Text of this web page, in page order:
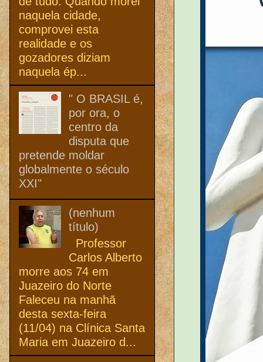
naquela cidade,
comprovei esta
realidade e os
gozadores diziam
naquela ép...
" O BRASIL é,
por ora, o
centro da
disputa que
pretende moldar
globalmente o século
XXI"
(nenhum
título)
Professor
Carlos Alberto
morre aos 74 em
Juazeiro do Norte
Faleceu na manhã
desta sexta-feira
(11/04) na Clínica Santa
Maria em Juazeiro d...